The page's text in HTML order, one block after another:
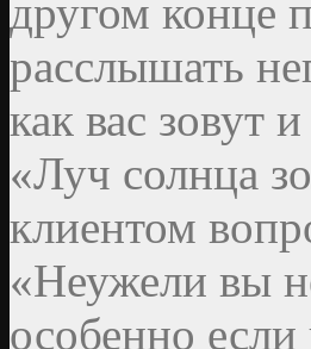
другом конце
расслышать
как вас зовут
«Луч солнца
клиентом
«Неужели вы
особенно